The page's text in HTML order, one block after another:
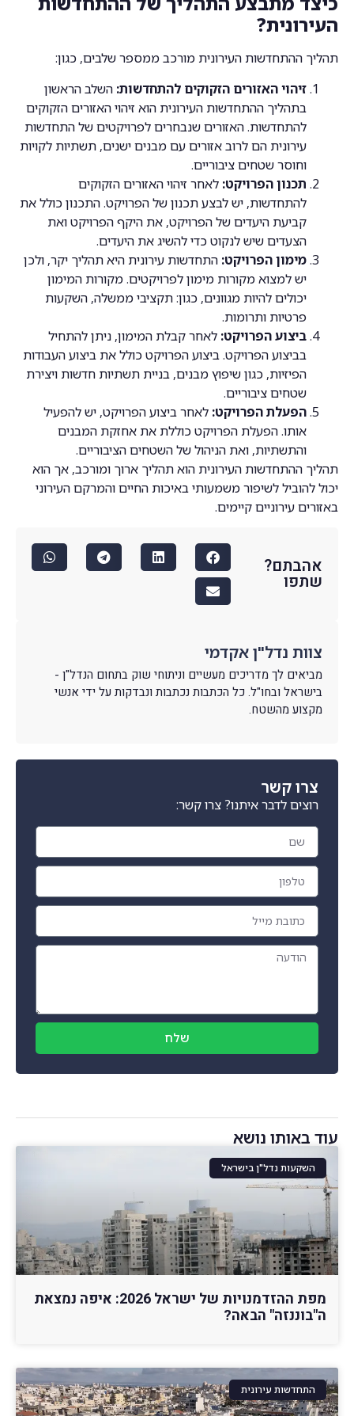
העירונית?
תהליך ההתחדשות העירונית מורכב ממספר שלבים, כגון:
זיהוי האזורים הזקוקים להתחדשות: השלב הראשון
בתהליך ההתחדשות העירונית הוא זיהוי האזורים הזקוקים
להתחדשות. האזורים שנבחרים לפרויקטים של התחדשות
עירונית הם לרוב אזורים עם מבנים ישנים, תשתיות לקויות
וחוסר שטחים ציבוריים.
תכנון הפרויקט: לאחר זיהוי האזורים הזקוקים
להתחדשות, יש לבצע תכנון של הפרויקט. התכנון כולל את
קביעת היעדים של הפרויקט, את היקף הפרויקט ואת
הצעדים שיש לנקוט כדי להשיג את היעדים.
מימון הפרויקט: התחדשות עירונית היא תהליך יקר, ולכן
יש למצוא מקורות מימון לפרויקטים. מקורות המימון
יכולים להיות מגוונים, כגון: תקציבי ממשלה, השקעות
פרטיות ותרומות.
ביצוע הפרויקט: לאחר קבלת המימון, ניתן להתחיל
בביצוע הפרויקט. ביצוע הפרויקט כולל את ביצוע העבודות
הפיזיות, כגון שיפוץ מבנים, בניית תשתיות חדשות ויצירת
שטחים ציבוריים.
הפעלת הפרויקט: לאחר ביצוע הפרויקט, יש להפעיל
אותו. הפעלת הפרויקט כוללת את אחזקת המבנים
והתשתיות, ואת הניהול של השטחים הציבוריים.
תהליך ההתחדשות העירונית הוא תהליך ארוך ומורכב, אך הוא
יכול להוביל לשיפור משמעותי באיכות החיים והמרקם העירוני
באזורים עירוניים קיימים.
אהבתם?
שתפו
צוות נדל"ן אקדמי
מביאים לך מדריכים מעשיים וניתוחי שוק בתחום הנדל"ן -
בישראל ובחו"ל. כל הכתבות נכתבות ונבדקות על ידי אנשי
מקצוע מהשטח.
צרו קשר
רוצים לדבר איתנו? צרו קשר:
שלח
עוד באותו נושא
השקעות נדל"ן בישראל
מפת ההזדמנויות של ישראל 2026: איפה נמצאת
ה"בוננזה" הבאה?
התחדשות עירונית